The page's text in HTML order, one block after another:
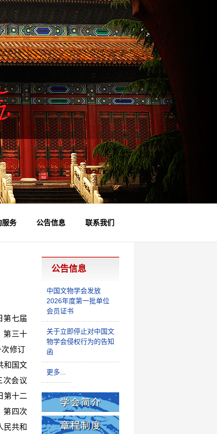
服务
询
询
询
公告信息 联系我们
第七届
第三十
修订
和国文
次会议
第十二
第四次
民共和
公告信息
中国文物学会发放
2026年度第一批单位
会员证书
关于立即停止对中国文
物学会侵权行为的告知
函
更多...